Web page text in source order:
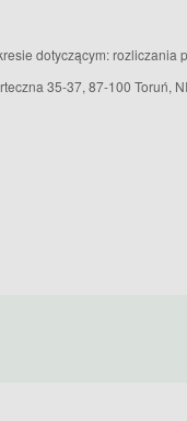
dotyczącym: rozliczania
35-37, 87-100 Toruń,